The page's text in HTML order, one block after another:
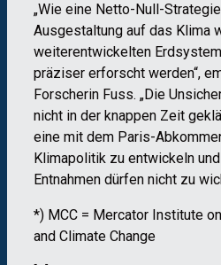
„Wie eine Netto-Null-
Ausgestaltung auf das Klima
weiterentwickelten
präziser erforscht werden“,
Forscherin Fuss. „Die
nicht in der knappen Zeit
eine mit dem Paris-
Klimapolitik zu entwickeln
Entnahmen dürfen nicht zu
*) MCC = Mercator Institute
and Climate Change